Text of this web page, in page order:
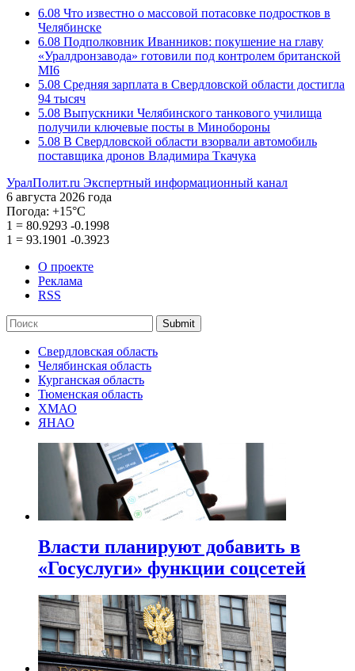
6.08 Что известно о массовой потасовке подростков в
Челябинске
6.08 Подполковник Иванников: покушение на главу
«Уралдронзавода» готовили под контролем британской
MI6
5.08 Средняя зарплата в Свердловской области достигла
94 тысяч
5.08 Выпускники Челябинского танкового училища
получили ключевые посты в Минобороны
5.08 В Свердловской области взорвали автомобиль
поставщика дронов Владимира Ткачука
УралПолит.ru Экспертный информационный канал
6 августа 2026 года
Погода: +15°С
1 = 80.9293 -0.1998
1 = 93.1901 -0.3923
О проекте
Реклама
RSS
Submit
Свердловская область
Челябинская область
Курганская область
Тюменская область
ХМАО
ЯНАО
Власти планируют добавить в
«Госуслуги» функции соцсетей